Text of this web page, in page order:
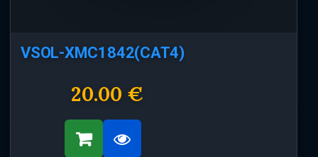
VSOL-XMC1842(CAT4)
20.00 €